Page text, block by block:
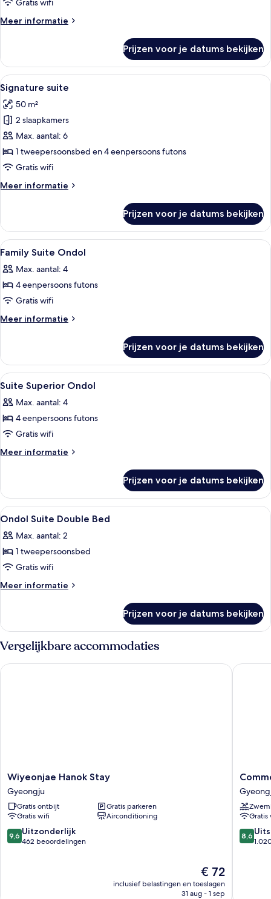
Gratis wifi
Meer informatie
Meer
suite
Prijzen voor je datums bekijken
Alle
foto's
voor
Signature
suite
laden
Een traditionele Japanse kamer
3
Signature suite
50 m²
2 slaapkamers
Max. aantal: 6
1 tweepersoonsbed en 4 eenpersoons futons
Gratis wifi
Meer informatie
Meer
suite
Prijzen voor je datums bekijken
Alle
foto's
voor
Family
Suite
Ondol
Een traditionele Japanse kamer
3
Family Suite Ondol
Max. aantal: 4
4 eenpersoons futons
Gratis wifi
Meer informatie
Meer
Suite
Ondol
Prijzen voor je datums bekijken
Alle
foto's
voor
Suite
Superior
Ondol
Een traditionele Japanse kamer
3
Suite Superior Ondol
Max. aantal: 4
4 eenpersoons futons
Gratis wifi
Meer informatie
Meer
Superior
Ondol
Prijzen voor je datums bekijken
Alle
foto's
voor
Ondol
Suite
Double
Een bed met een houten hoofdbord,
3
Ondol Suite Double Bed
Max. aantal: 2
1 tweepersoonsbed
Gratis wifi
Meer informatie
Meer
Suite
Double
Bed
Prijzen voor je datums bekijken
Vergelijkbare accommodaties
Wiyeonjae
Hanok
Stay
Gyeongju
Wiyeonjae Hanok Stay
Gyeongju
Gratis ontbijt
Gratis parkeren
Gratis wifi
Airconditioning
9.6
van
9,6 Uitzonderlijk
462 beoordelingen
De
prijs
is
€ 72
inclusief belastingen en toeslagen
31 aug - 1 sep
Wiyeonjae Hanok Stay
Hotel
Gratis
8.6
van
8,6